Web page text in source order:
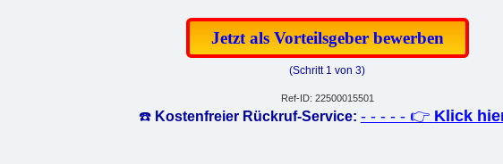
Jetzt als Vorteilsgeber bewerben
(Schritt 1 von 3)
Ref-ID: 22500015501
☎️ Kostenfreier Rückruf-Service: - - - - - 👉 Klick